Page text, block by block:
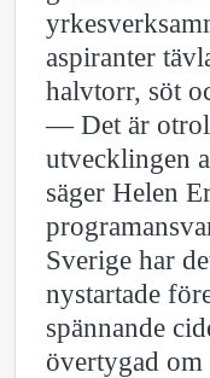
aspiranter
halvtorr, söt
— Det är
utvecklingen
säger Helen
Sverige har
nystartade
spännande
övertygad om